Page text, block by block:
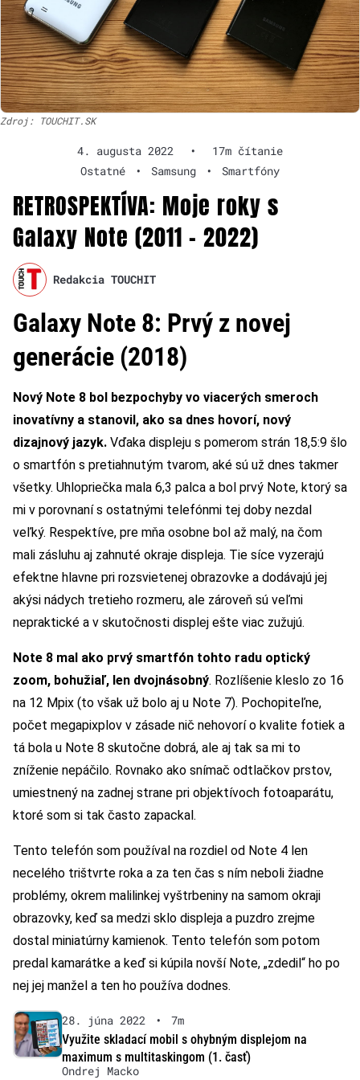
Zdroj: TOUCHIT.SK
4. augusta 2022 •
17m čítanie
Ostatné
• Samsung • Smartfóny
RETROSPEKTÍVA: Moje roky s
Galaxy Note (2011 – 2022)
Redakcia TOUCHIT
Galaxy Note 8: Prvý z novej
generácie (2018)
Nový Note 8 bol bezpochyby vo viacerých smeroch
inovatívny a stanovil, ako sa dnes hovorí, nový
dizajnový jazyk. Vďaka displeju s pomerom strán 18,5:9 šlo
o smartfón s pretiahnutým tvarom, aké sú už dnes takmer
všetky. Uhlopriečka mala 6,3 palca a bol prvý Note, ktorý sa
mi v porovnaní s ostatnými telefónmi tej doby nezdal
veľký. Respektíve, pre mňa osobne bol až malý, na čom
mali zásluhu aj zahnuté okraje displeja. Tie síce vyzerajú
efektne hlavne pri rozsvietenej obrazovke a dodávajú jej
akýsi nádych tretieho rozmeru, ale zároveň sú veľmi
nepraktické a v skutočnosti displej ešte viac zužujú.
Note 8 mal ako prvý smartfón tohto radu optický
zoom, bohužiaľ, len dvojnásobný. Rozlíšenie kleslo zo 16
na 12 Mpix (to však už bolo aj u Note 7). Pochopiteľne,
počet megapixplov v zásade nič nehovorí o kvalite fotiek a
tá bola u Note 8 skutočne dobrá, ale aj tak sa mi to
zníženie nepáčilo. Rovnako ako snímač odtlačkov prstov,
umiestnený na zadnej strane pri objektívoch fotoaparátu,
ktoré som si tak často zapackal.
Tento telefón som používal na rozdiel od Note 4 len
necelého trištvrte roka a za ten čas s ním neboli žiadne
problémy, okrem malilinkej vyštrbeniny na samom okraji
obrazovky, keď sa medzi sklo displeja a puzdro zrejme
dostal miniatúrny kamienok. Tento telefón som potom
predal kamarátke a keď si kúpila novší Note, „zdedil“ ho po
nej jej manžel a ten ho používa dodnes.
28. júna 2022 •
7m
Využite skladací mobil s ohybným displejom na
maximum s multitaskingom (1. časť)
Ondrej Macko